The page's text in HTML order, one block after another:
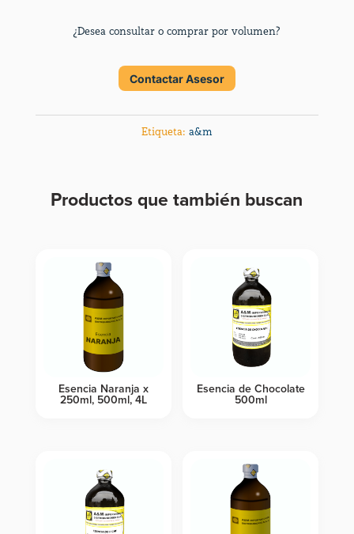
¿Desea consultar o comprar por volumen?
Contactar Asesor
Etiqueta: a&m
Productos que también buscan
Esencia Naranja x
250ml, 500ml, 4L
Esencia de Chocolate
500ml